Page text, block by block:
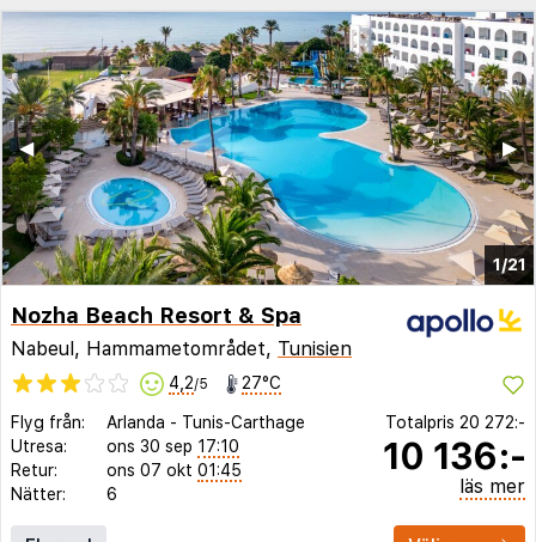
1/21
▶︎
◀︎
Nozha Beach Resort & Spa
Nabeul, Hammametområdet, Tunisien
4,2/5 27°C
Flyg från: Arlanda - Tunis-Carthage
Utresa:
ons 30 sep 17:10
Retur:
ons 07 okt 01:45
Nätter:
6
Totalpris 20 272:-
10 136:-
läs mer